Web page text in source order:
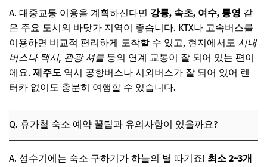
A. 대중교통 이용을 계획하신다면 강릉, 속초, 여수, 통영 같
은 주요 도시의 바닷가 지역이 좋습니다. KTX나 고속버스를
이용하면 비교적 편리하게 도착할 수 있고, 현지에서도 시내
버스나 택시, 관광 셔틀 등의 연계 교통이 잘 되어 있는 편이
에요. 제주도 역시 공항버스나 시외버스가 잘 되어 있어 렌
터카 없이도 충분히 여행할 수 있습니다.
Q. 휴가철 숙소 예약 꿀팁과 유의사항이 있을까요?
A. 성수기에는 숙소 구하기가 하늘의 별 따기죠! 최소 2~3개